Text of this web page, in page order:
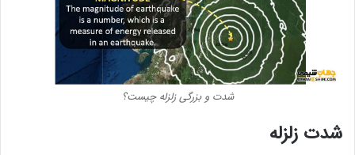
شدت و بزرگی زلزله چیست؟
شدت زلزله